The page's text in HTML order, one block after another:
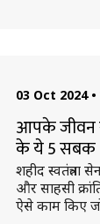
03 Oct 2024 •
आपके जीवन
के ये 5 सबक
शहीद स्वतंत्रता
और साहसी
ऐसे काम किए